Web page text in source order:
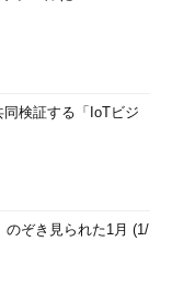
検証する「IoTビジ
のぞき見られた1月 (1/